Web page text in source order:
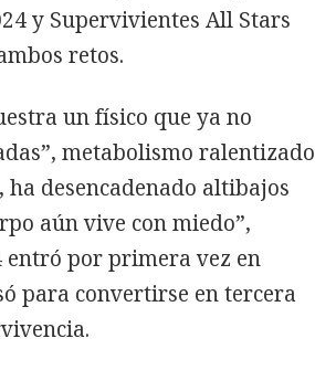
y Supervivientes All Stars
retos.
un físico que ya no
metabolismo ralentizado
ha desencadenado altibajos
aún vive con miedo”,
entró por primera vez en
para convertirse en tercera